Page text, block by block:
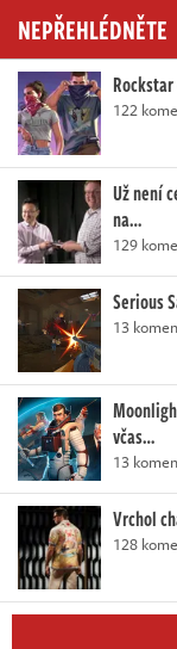
NEPŘEHLÉDNĚTE
122
Už není
na…
129
Serious
13
včas…
13
Vrchol
128